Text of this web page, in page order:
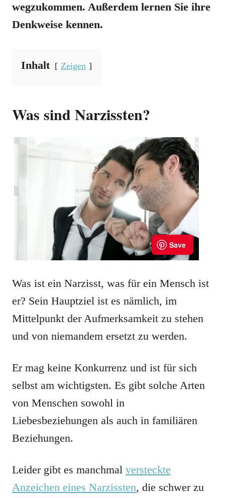
wegzukommen. Außerdem lernen Sie ihre
Denkweise kennen.
Inhalt Zeigen
Was sind Narzissten?
Was ist ein Narzisst, was für ein Mensch ist
er? Sein Hauptziel ist es nämlich, im
Mittelpunkt der Aufmerksamkeit zu stehen
und von niemandem ersetzt zu werden.
Er mag keine Konkurrenz und ist für sich
selbst am wichtigsten. Es gibt solche Arten
von Menschen sowohl in
Liebesbeziehungen als auch in familiären
Beziehungen.
Leider gibt es manchmal versteckte
Anzeichen eines Narzissten, die schwer zu